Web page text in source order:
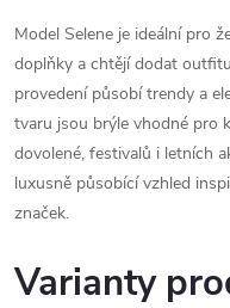
Model Selene je ideální pro
doplňky a chtějí dodat
provedení působí trendy a
tvaru jsou brýle vhodné pro
dovolené, festivalů i letních
luxusně působící vzhled
značek.
Varianty